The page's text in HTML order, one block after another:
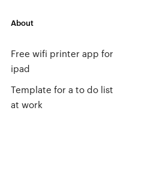
About
Free wifi printer app for
ipad
Template for a to do list
at work